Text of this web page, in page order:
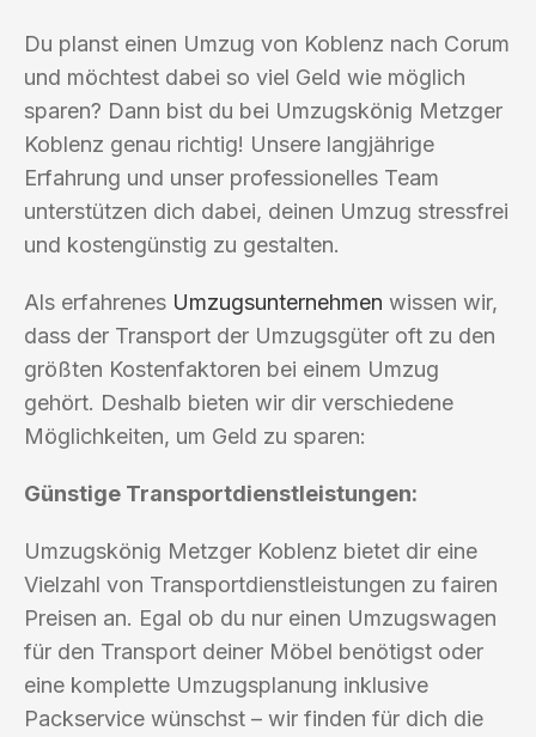
Du planst einen Umzug von Koblenz nach Corum
und möchtest dabei so viel Geld wie möglich
sparen? Dann bist du bei Umzugskönig Metzger
Koblenz genau richtig! Unsere langjährige
Erfahrung und unser professionelles Team
unterstützen dich dabei, deinen Umzug stressfrei
und kostengünstig zu gestalten.
Als erfahrenes Umzugsunternehmen wissen wir,
dass der Transport der Umzugsgüter oft zu den
größten Kostenfaktoren bei einem Umzug
gehört. Deshalb bieten wir dir verschiedene
Möglichkeiten, um Geld zu sparen:
Günstige Transportdienstleistungen:
Umzugskönig Metzger Koblenz bietet dir eine
Vielzahl von Transportdienstleistungen zu fairen
Preisen an. Egal ob du nur einen Umzugswagen
für den Transport deiner Möbel benötigst oder
eine komplette Umzugsplanung inklusive
Packservice wünschst – wir finden für dich die